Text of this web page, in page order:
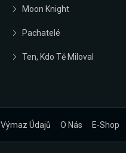
Moon Knight
Pachatelé
Ten, Kdo Tě Miloval
Výmaz Údajů O Nás E-Shop